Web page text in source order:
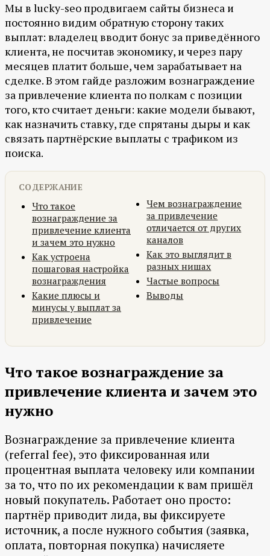
Мы в lucky-seo продвигаем сайты бизнеса и
постоянно видим обратную сторону таких
выплат: владелец вводит бонус за приведённого
клиента, не посчитав экономику, и через пару
месяцев платит больше, чем зарабатывает на
сделке. В этом гайде разложим вознаграждение
за привлечение клиента по полкам с позиции
того, кто считает деньги: какие модели бывают,
как назначить ставку, где спрятаны дыры и как
связать партнёрские выплаты с трафиком из
поиска.
СОДЕРЖАНИЕ
Что такое
вознаграждение за
привлечение клиента
и зачем это нужно
Как устроена
пошаговая настройка
вознаграждения
Какие плюсы и
минусы у выплат за
привлечение
Чем вознаграждение
за привлечение
отличается от других
каналов
Как это выглядит в
разных нишах
Частые вопросы
Выводы
Что такое вознаграждение за
привлечение клиента и зачем это
нужно
Вознаграждение за привлечение клиента
(referral fee), это фиксированная или
процентная выплата человеку или компании
за то, что по их рекомендации к вам пришёл
новый покупатель. Работает оно просто:
партнёр приводит лида, вы фиксируете
источник, а после нужного события (заявка,
оплата, повторная покупка) начисляете